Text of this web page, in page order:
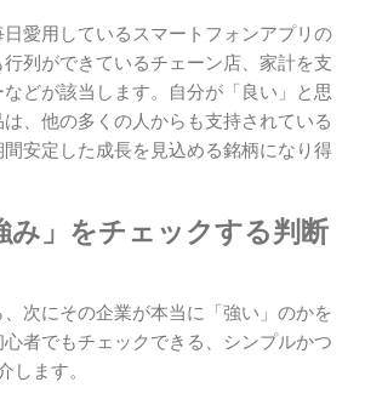
愛用しているスマートフォンアプリの
列ができているチェーン店、家計を支
どが該当します。自分が「良い」と思
、他の多くの人からも支持されている
安定した成長を見込める銘柄になり得
み」をチェックする判断
次にその企業が本当に「強い」のかを
者でもチェックできる、シンプルかつ
します。